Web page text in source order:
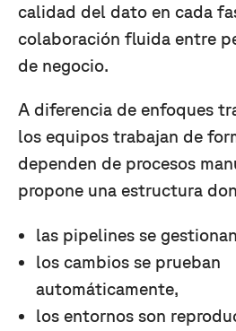
calidad del dato en cada
colaboración fluida entre
de negocio.
A diferencia de enfoques
los equipos trabajan de
dependen de procesos
propone una estructura
las pipelines se
los cambios se prueban
automáticamente,
los entornos son